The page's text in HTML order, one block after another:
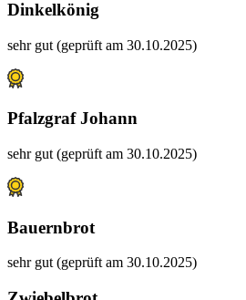
Dinkelkönig
sehr gut (geprüft am 30.10.2025)
Pfalzgraf Johann
sehr gut (geprüft am 30.10.2025)
Bauernbrot
sehr gut (geprüft am 30.10.2025)